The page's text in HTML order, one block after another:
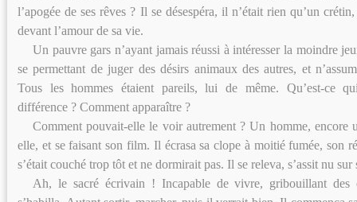
l’apogée de ses rêves ? Il se désespéra, il n’était rien qu’un
devant l’amour de sa vie.
Un pauvre gars n’ayant jamais réussi à intéresser la moindre
se permettant de juger des désirs animaux des autres, et
Tous les hommes étaient pareils, lui de même. Qu’est-ce
différence ? Comment apparaître ?
Comment pouvait-elle le voir autrement ? Un homme, encore
elle, et se faisant son film. Il écrasa sa clope à moitié fumée, son
s’était couché trop tôt et ne dormirait pas. Il se releva, s’assit nu
Ah, le sacré écrivain ! Incapable de vivre, gribouillant des